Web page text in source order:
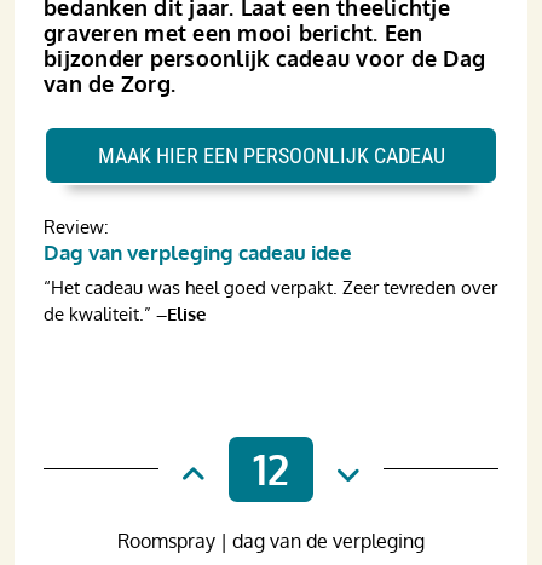
bedanken dit jaar. Laat een theelichtje
graveren met een mooi bericht. Een
bijzonder persoonlijk cadeau voor de Dag
van de Zorg.
Review:
Dag van verpleging cadeau idee
“Het cadeau was heel goed verpakt. Zeer tevreden over
de kwaliteit.” –Elise
MAAK HIER EEN PERSOONLIJK CADEAU
12
Roomspray | dag van de verpleging